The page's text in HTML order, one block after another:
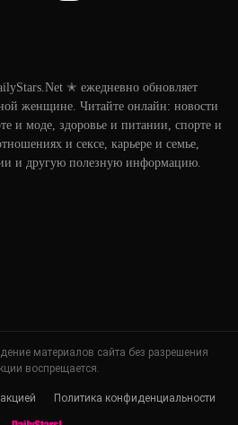
✭ ежедневно обновляет
женщине. Читайте онлайн: новости
и моде, здоровье и питании, спорте и
и сексе, карьере и семье,
и другую полезную информацию.
материалов сайта без разрешения
воспрещается.
Политика конфиденциальности